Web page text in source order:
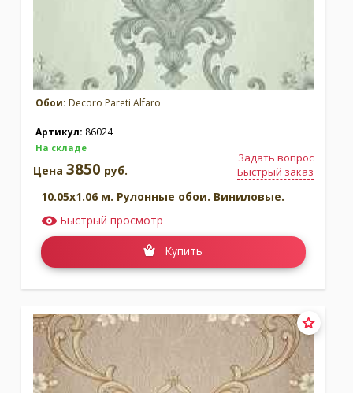
Обои: Decoro Pareti Alfaro
Артикул: 86024
На складе
Задать вопрос
Быстрый заказ
Цена 3850 руб.
10.05x1.06 м. Рулонные обои. Виниловые.
Быстрый просмотр
Купить